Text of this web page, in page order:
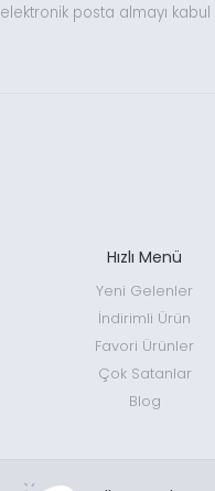
posta almayı kabul
Hızlı Menü
Yeni Gelenler
İndirimli Ürün
Favori Ürünler
Çok Satanlar
Blog